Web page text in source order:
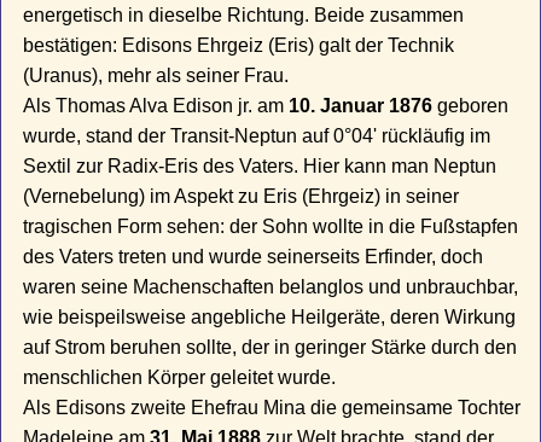
energetisch in dieselbe Richtung. Beide zusammen
bestätigen: Edisons Ehrgeiz (Eris) galt der Technik
(Uranus), mehr als seiner Frau.
Als Thomas Alva Edison jr. am 10. Januar 1876 geboren
wurde, stand der Transit-Neptun auf 0°04' rückläufig im
Sextil zur Radix-Eris des Vaters. Hier kann man Neptun
(Vernebelung) im Aspekt zu Eris (Ehrgeiz) in seiner
tragischen Form sehen: der Sohn wollte in die Fußstapfen
des Vaters treten und wurde seinerseits Erfinder, doch
waren seine Machenschaften belanglos und unbrauchbar,
wie beispeilsweise angebliche Heilgeräte, deren Wirkung
auf Strom beruhen sollte, der in geringer Stärke durch den
menschlichen Körper geleitet wurde.
Als Edisons zweite Ehefrau Mina die gemeinsame Tochter